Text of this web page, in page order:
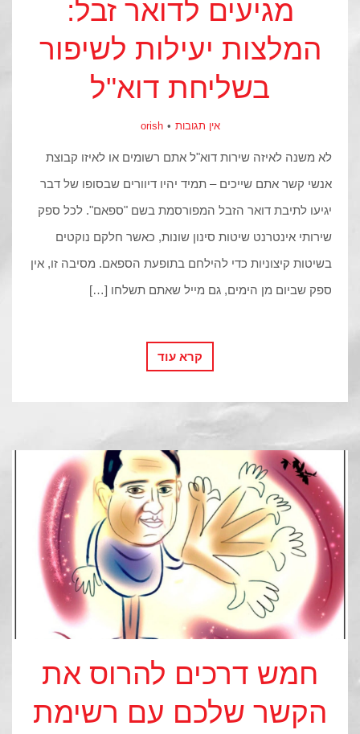
מגיעים לדואר זבל:
המלצות יעילות לשיפור
בשליחת דוא"ל
אין תגובות orish
לא משנה לאיזה שירות דוא"ל אתם רשומים או לאיזו קבוצת
אנשי קשר אתם שייכים – תמיד יהיו דיוורים שבסופו של דבר
יגיעו לתיבת דואר הזבל המפורסמת בשם "ספאם". לכל ספק
שירותי אינטרנט שיטות סינון שונות, כאשר חלקם נוקטים
בשיטות קיצוניות כדי להילחם בתופעת הספאם. מסיבה זו, אין
ספק שביום מן הימים, גם מייל שאתם תשלחו […]
קרא עוד
חמש דרכים להרוס את
הקשר שלכם עם רשימת